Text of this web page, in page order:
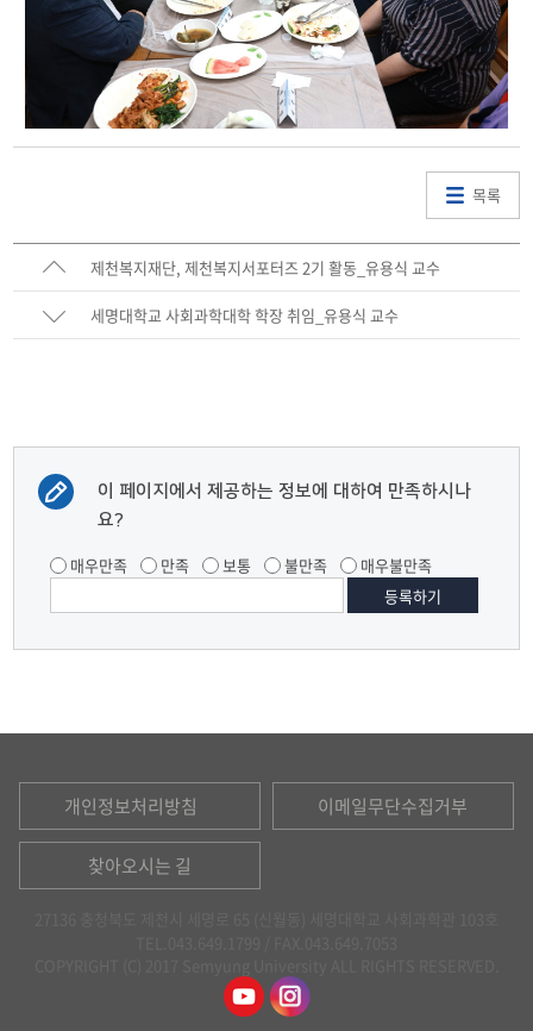
목록
제천복지재단, 제천복지서포터즈 2기 활동_유용식 교수
세명대학교 사회과학대학 학장 취임_유용식 교수
이 페이지에서 제공하는 정보에 대하여 만족하시나
요?
매우만족 만족 보통 불만족 매우불만족
개인정보처리방침 이메일무단수집거부
찾아오시는 길